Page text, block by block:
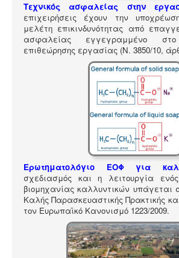
Αναζήτηση
Τεχνικός ασφαλείας στην
επιχειρήσεις έχουν την
μελέτη επικινδυνότητας από
ασφαλείας εγγεγραμμένο
επιθεώρησης εργασίας (Ν. 3850/10,
Ερωτηματολόγιο ΕΟΦ για
σχεδιασμός και η λειτουργία
βιομηχανίας καλλυντικών υπάγεται
Καλής Παρασκευαστικής Πρακτικής
τον Ευρωπαϊκό Κανονισμό 1223/2009.